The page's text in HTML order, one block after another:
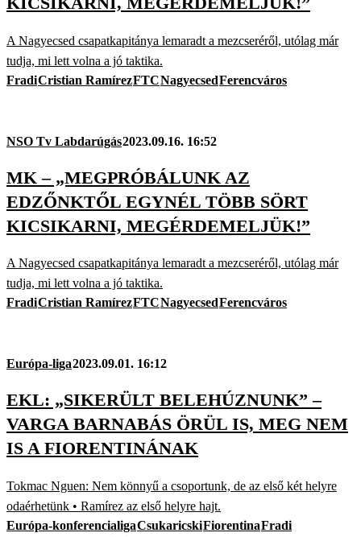
A Nagyecsed csapatkapitánya lemaradt a mezcseréről, utólag már
tudja, mi lett volna a jó taktika.
FradiCristian RamírezFTCNagyecsedFerencváros
NSO Tv Labdarúgás2023.09.16. 16:52
MK – „MEGPRÓBÁLUNK AZ
EDZŐNKTŐL EGYNÉL TÖBB SÖRT
KICSIKARNI, MEGÉRDEMELJÜK!”
A Nagyecsed csapatkapitánya lemaradt a mezcseréről, utólag már
tudja, mi lett volna a jó taktika.
FradiCristian RamírezFTCNagyecsedFerencváros
Európa-liga2023.09.01. 16:12
EKL: „SIKERÜLT BELEHÚZNUNK” –
VARGA BARNABÁS ÖRÜL IS, MEG NEM
IS A FIORENTINÁNAK
Tokmac Nguen: Nem könnyű a csoportunk, de az első két helyre
odaérhetünk • Ramírez az első helyre hajt.
Európa-konferencialigaCsukaricskiFiorentinaFradi